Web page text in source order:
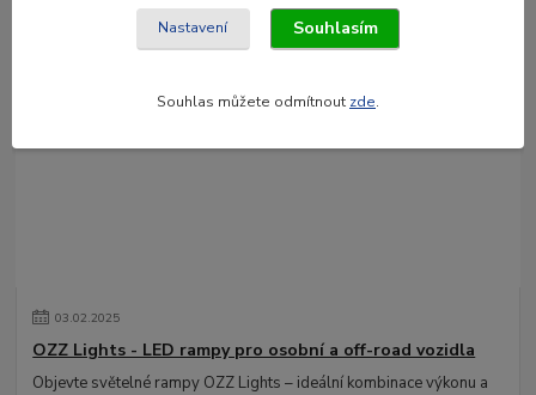
Hledáte kvalitní a spolehlivé LED osvětlení pro své vozidlo? Ať už
jde o osobní automobil, nákladní vůz nebo pracovní stroj, značka
LEDSON nabízí špič...číst celé
03.02.2025
OZZ Lights - LED rampy pro osobní a off-road vozidla
Objevte světelné rampy OZZ Lights – ideální kombinace výkonu a
Nastavení Souhlasím
Souhlas můžete odmítnout zde.